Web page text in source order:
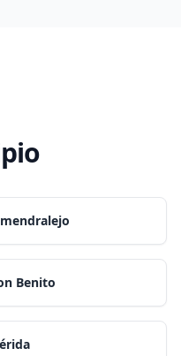
Benito